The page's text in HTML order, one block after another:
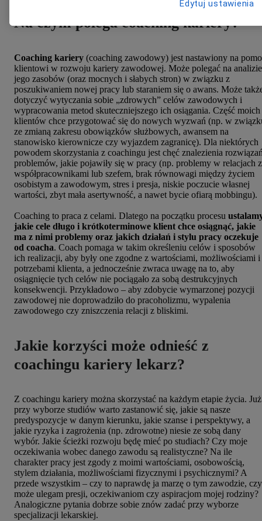
Na czym polega coaching kariery?
Coaching kariery (coaching zawodowy) jest nastawiony na
klientowi w rozwoju kariery zawodowej. Może polegać na analizie
jego zasobów (oraz mocnych i słabych stron) w związku z
poszukiwaniem nowej pracy lub staraniem się o awans. Może
dotyczyć wytyczania sobie „zdrowych” celów zawodowych i
wypracowania metod skuteczniejszego ich osiągania. Część moich
klientów chce przygotować się do nowych wyzwań (np. w
ze zmianą zakresu obowiązków służbowych, awansem na
stanowisko kierownicze czy wyjazdem zagranicę). Dla niektórych
powodem skorzystania z coachingu jest chęć znalezienia
problemów, jakie pojawiły się w pracy (np. problemy w relacjach
współpracownikami lub szefem, brak równowagi między życiem
osobistym a zawodowym, stres i presja, niskie poczucie własnej
wartości, zbyt mała asertywność, a nawet bycie ofiarą mobbingu).
Coaching to praca z celami. Dlatego na początku procesu
jakie cele długo i krótkoterminowe klient chce osiągnąć, jakie
ma z nimi problemy oraz jakich działań i stylu pracy oczekuje
od coacha. Coach pomaga w takim określeniu celów i sposobów
ich realizacji, aby były one zgodne z wartościami, możliwościami i
potrzebami klienta, a jednocześnie zwraca uwagę na to, aby
osiągnięcie tych celów nie pociągało za sobą destrukcyjnych
konsekwencji. Przykładowo – aby zdobycie wymarzonej pozycji
zawodowej nie doprowadziło do pracoholizmu, wypalenia
zawodowego czy zniszczenia relacji z bliskimi.
Jakie korzyści może odnieść z
coachingu kariery lekarz?
Z coachingu kariery można skorzystać na każdym etapie życia. Już
przy wyborze studiów warto zastanowić się, jakie są nasze
predyspozycje w danym kierunku, jakie szanse i perspektywy, a
jakie ryzyka i zagrożenia (np. zdrowotne) niesie ze sobą dany
wybór. Jakie ścieżki rozwoju będę mieć po studiach? Czy moje
oczekiwania wobec danego zawodu są realistyczne? Na ile
charakter pracy jest zgody z moimi wartościami, osobowością,
stylem działania, możliwościami fizycznymi i psychicznymi? A
przede wszystkim – czy to naprawdę ja marzę o tym zawodzie, czy
może ulegam presji, oczekiwaniom czy aspiracjom mojej rodziny?
Analogiczne pytania dobrze sobie znów zadać przy wyborze
specjalizacji lekarskiej.
Edytuj ustawienia